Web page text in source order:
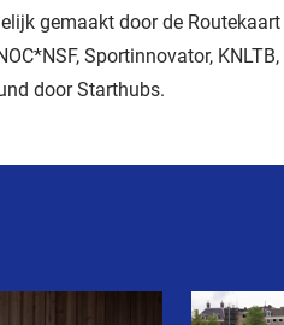
gemaakt door de
Sportinnovator,
door Starthubs.